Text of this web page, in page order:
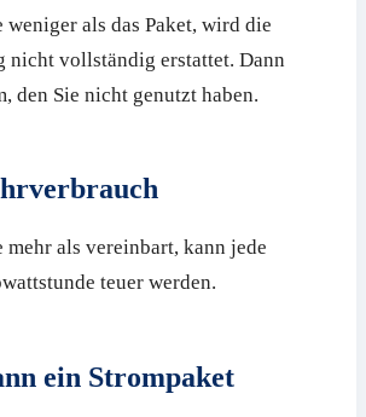
weniger als das Paket, wird die
nicht vollständig erstattet. Dann
den Sie nicht genutzt haben.
mehr als vereinbart, kann jede
teuer werden.
ein Strompaket